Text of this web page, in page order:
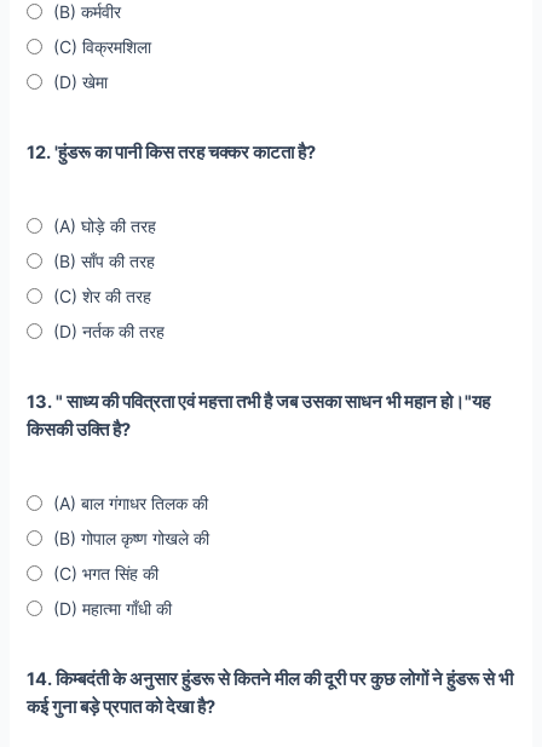
(B) कर्मवीर
(C) विक्रमशिला
(D) खेमा
12. 'हुंडरू का पानी किस तरह चक्कर काटता है?
(A) घोड़े की तरह
(B) साँप की तरह
(C) शेर की तरह
(D) नर्तक की तरह
13. " साध्य की पवित्रता एवं महत्ता तभी है जब उसका साधन भी महान हो।"यह
किसकी उक्ति है?
(A) बाल गंगाधर तिलक की
(B) गोपाल कृष्ण गोखले की
(C) भगत सिंह की
(D) महात्मा गाँधी की
14. किम्बदंती के अनुसार हुंडरू से कितने मील की दूरी पर कुछ लोगों ने हुंडरू से भी
कई गुना बड़े प्रपात को देखा है?